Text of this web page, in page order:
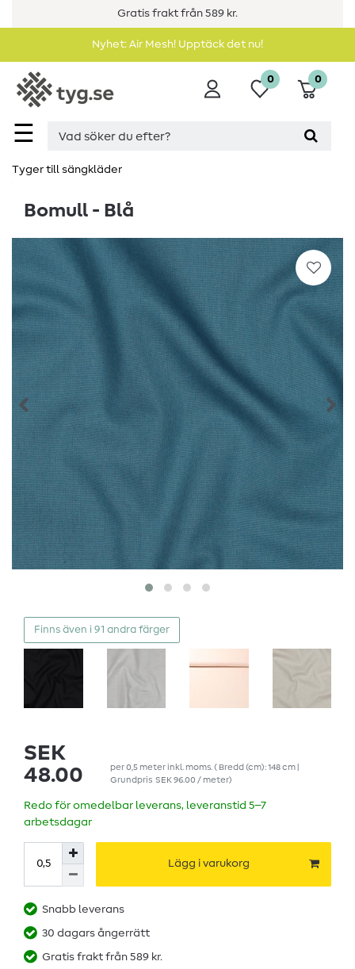
Gratis frakt från 589 kr.
Nyhet: Air Mesh! Upptäck det nu!
☰
0 0
Tyger till sängkläder
Bomull - Blå
Finns även i 91 andra färger
SEK
48.00
per0,5 meterinkl. moms. ( Bredd (cm): 148 cm |
Grundpris SEK 96.00 / meter)
Redo för omedelbar leverans, leveranstid 5–7
arbetsdagar
Lägg i varukorg
Snabb leverans
30 dagars ångerrätt
Gratis frakt från 589 kr.